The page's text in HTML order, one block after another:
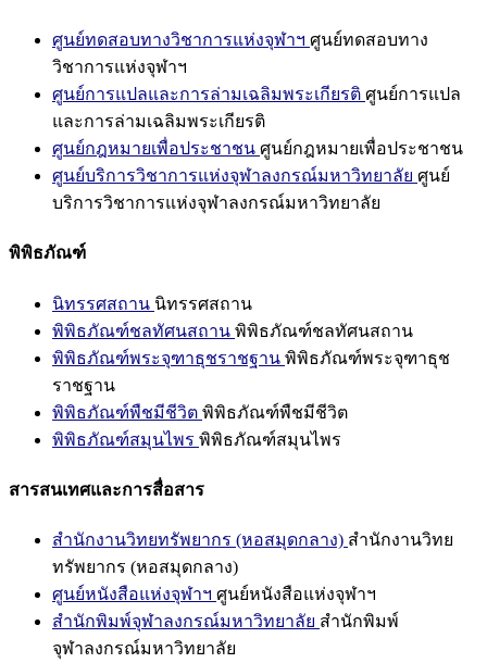
ศูนย์ทดสอบทางวิชาการแห่งจุฬาฯ ศูนย์ทดสอบทาง
วิชาการแห่งจุฬาฯ
ศูนย์การแปลและการล่ามเฉลิมพระเกียรติ ศูนย์การแปล
และการล่ามเฉลิมพระเกียรติ
ศูนย์กฎหมายเพื่อประชาชน ศูนย์กฎหมายเพื่อประชาชน
ศูนย์บริการวิชาการแห่งจุฬาลงกรณ์มหาวิทยาลัย ศูนย์
บริการวิชาการแห่งจุฬาลงกรณ์มหาวิทยาลัย
พิพิธภัณฑ์
นิทรรศสถาน นิทรรศสถาน
พิพิธภัณฑ์ชลทัศนสถาน พิพิธภัณฑ์ชลทัศนสถาน
พิพิธภัณฑ์พระจุฑาธุชราชฐาน พิพิธภัณฑ์พระจุฑาธุช
ราชฐาน
พิพิธภัณฑ์พืชมีชีวิต พิพิธภัณฑ์พืชมีชีวิต
พิพิธภัณฑ์สมุนไพร พิพิธภัณฑ์สมุนไพร
สารสนเทศและการสื่อสาร
สำนักงานวิทยทรัพยากร (หอสมุดกลาง) สำนักงานวิทย
ทรัพยากร (หอสมุดกลาง)
ศูนย์หนังสือแห่งจุฬาฯ ศูนย์หนังสือแห่งจุฬาฯ
สำนักพิมพ์จุฬาลงกรณ์มหาวิทยาลัย สำนักพิมพ์
จุฬาลงกรณ์มหาวิทยาลัย